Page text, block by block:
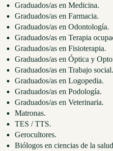
Graduados/as en Medicina.
Graduados/as en Farmacia.
Graduados/as en Odontología.
Graduados/as en Terapia
Graduados/as en Fisioterapia.
Graduados/as en Óptica y
Graduados/as en Trabajo social.
Graduados/as en Logopedia.
Graduados/as en Podología.
Graduados/as en Veterinaria.
Matronas.
TES / TTS.
Gerocultores.
Biólogos en ciencias de la